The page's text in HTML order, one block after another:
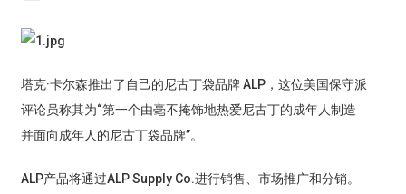
塔克·卡尔森推出了自己的尼古丁袋品牌 ALP，这位美国保守派
评论员称其为“第一个由毫不掩饰地热爱尼古丁的成年人制造
并面向成年人的尼古丁袋品牌”。
ALP产品将通过ALP Supply Co.进行销售、市场推广和分销。